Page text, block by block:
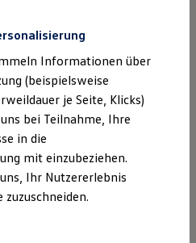
bei Volkswagen
Informationen über
(beispielsweise
je Seite, Klicks)
bei Teilnahme, Ihre
in die
mit einzubeziehen.
Ihr Nutzererlebnis